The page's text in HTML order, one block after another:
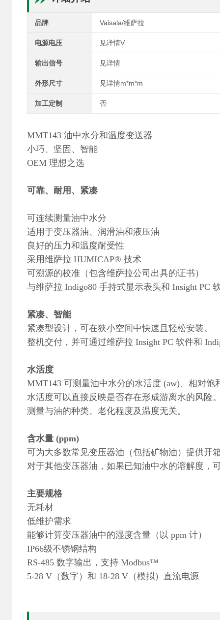
品牌 Vaisala/维萨拉
电源电压 见详情V
输出信号 见详情
外形尺寸 见详情m*m*m
加工定制 否
MMT143 油中水分和温度变送器
小巧、坚固、智能
OEM 理想之选
可靠、耐用、紧凑
可连续测量油中水分
适用于变压器油、润滑油和液压油
良好的压力和温度耐受性
采用维萨拉 HUMICAP® 技术
可溯源的校准（包含维萨拉公司出具的证书）
与维萨拉 Indigo80 手持式显示表头和 Insight PC
紧凑、智能
紧凑型设计，可在狭小空间中快速且轻松安装。
整机交付，并可通过维萨拉 Insight PC 软件和
水活度
MMT143 可测量油中水分的水活度 (aw)、相对饱
水活度可以直接反映是否存在形成游离水的风险
测量与油的种类、老化程度及温度无关。
含水量 (ppm)
可为大多数常见变压器油（包括矿物油）提供开
对于其他变压器油，如果已知油中水的溶解度，
主要规格
无耗材
低维护需求
能够计算变压器油中的湿度含量（以 ppm 计）
IP66级不锈钢结构
RS-485 数字输出，支持 Modbus™
5-28 V（数字）和 18-28 V（模拟）直流电源